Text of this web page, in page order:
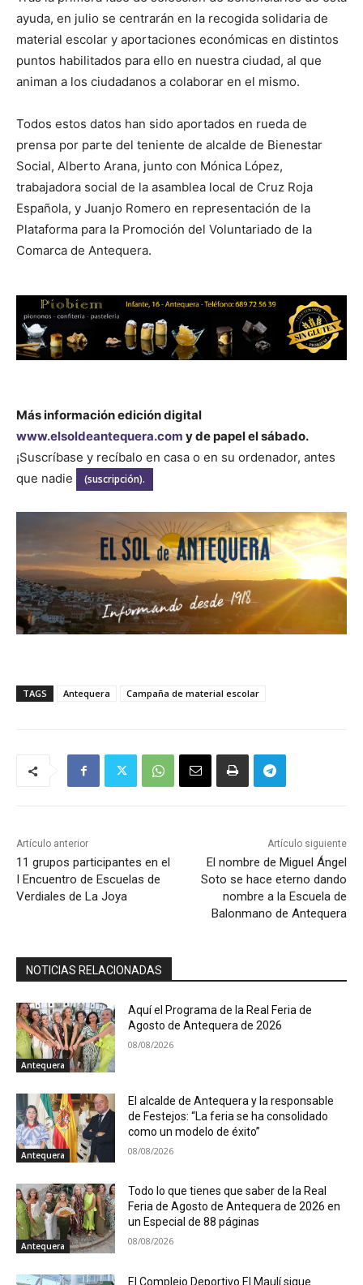
ayuda, en julio se centrarán en la recogida solidaria de
material escolar y aportaciones económicas en distintos
puntos habilitados para ello en nuestra ciudad, al que
animan a los ciudadanos a colaborar en el mismo.
Todos estos datos han sido aportados en rueda de
prensa por parte del teniente de alcalde de Bienestar
Social, Alberto Arana, junto con Mónica López,
trabajadora social de la asamblea local de Cruz Roja
Española, y Juanjo Romero en representación de la
Plataforma para la Promoción del Voluntariado de la
Comarca de Antequera.
Más información edición digital
www.elsoldeantequera.com y de papel el sábado.
¡Suscríbase y recíbalo en casa o en su ordenador, antes
que nadie
(suscripción).
TAGS Antequera Campaña de material escolar
Artículo anterior
11 grupos participantes en el
I Encuentro de Escuelas de
Verdiales de La Joya
Artículo siguiente
El nombre de Miguel Ángel
Soto se hace eterno dando
nombre a la Escuela de
Balonmano de Antequera
NOTICIAS RELACIONADAS
Antequera
Aquí el Programa de la Real Feria de
Agosto de Antequera de 2026
08/08/2026
Antequera
El alcalde de Antequera y la responsable
de Festejos: “La feria se ha consolidado
como un modelo de éxito”
08/08/2026
Antequera
Todo lo que tienes que saber de la Real
Feria de Agosto de Antequera de 2026 en
un Especial de 88 páginas
08/08/2026
El Complejo Deportivo El Maulí sigue